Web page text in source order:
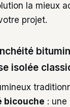
la mieux
projet.
isolée
bicouche : une